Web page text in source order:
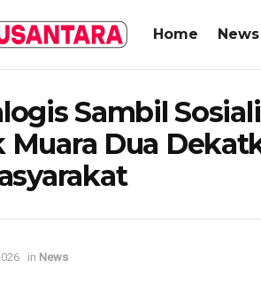
Home News
Sambil
Muara Dua
in News